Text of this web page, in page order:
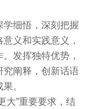
细悟，深刻把握
义和实践意义，
发挥独特优势，
究阐释，创新话语
。
大”重要要求，结